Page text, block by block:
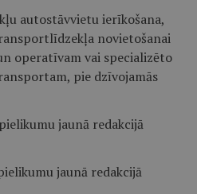
autostāvvietu ierīkošana,
novietošanai
operatīvam vai specializēto
pie dzīvojamās
jaunā redakcijā
jaunā redakcijā